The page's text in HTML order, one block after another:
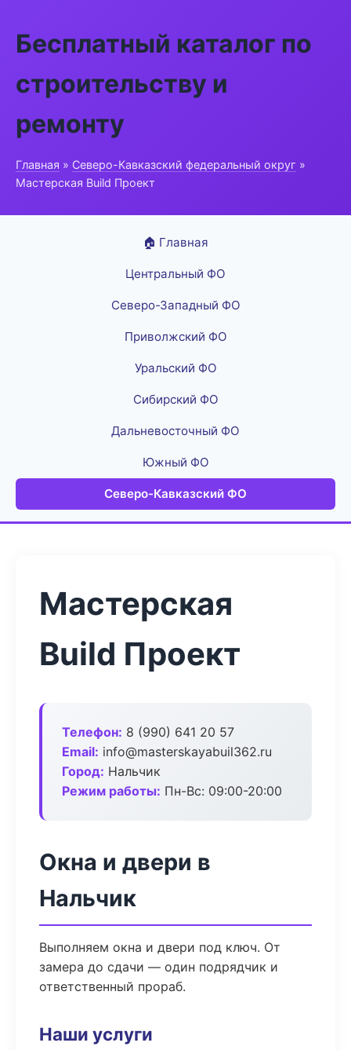
Бесплатный каталог по
строительству и
ремонту
Главная » Северо-Кавказский федеральный округ »
Мастерская Build Проект
🏠 Главная
Центральный ФО
Северо-Западный ФО
Приволжский ФО
Уральский ФО
Сибирский ФО
Дальневосточный ФО
Южный ФО
Северо-Кавказский ФО
Мастерская
Build Проект
Телефон: 8 (990) 641 20 57
Email: info@masterskayabuil362.ru
Город: Нальчик
Режим работы: Пн-Вс: 09:00-20:00
Окна и двери в
Нальчик
Выполняем окна и двери под ключ. От
замера до сдачи — один подрядчик и
ответственный прораб.
Наши услуги